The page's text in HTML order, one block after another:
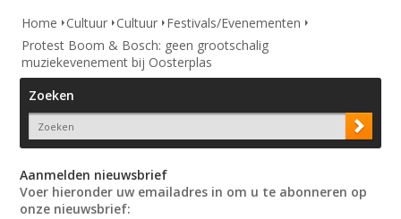
Home
Cultuur Cultuur Festivals/Evenementen
Protest Boom & Bosch: geen grootschalig
muziekevenement bij Oosterplas
Zoeken
Aanmelden nieuwsbrief
Voer hieronder uw emailadres in om u te abonneren op
onze nieuwsbrief: